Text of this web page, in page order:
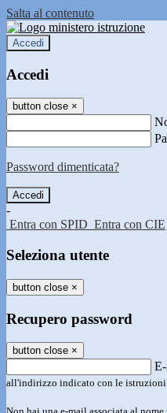
Salta al contenuto
Accedi
Accedi
button close ×
Password dimenticata?
-
Entra con SPID Entra con CIE
Seleziona utente
button close ×
Recupero password
button close ×
all'indirizzo indicato con le istruzioni